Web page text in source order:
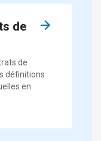
de
de
définitions
en